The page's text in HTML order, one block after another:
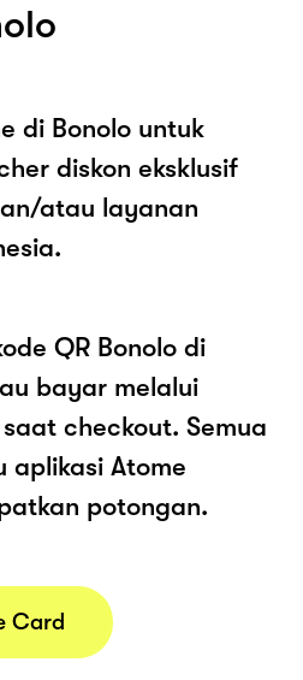
di Bonolo untuk
diskon eksklusif
atau layanan
QR Bonolo di
bayar melalui
checkout. Semua
aplikasi Atome
potongan.
Card